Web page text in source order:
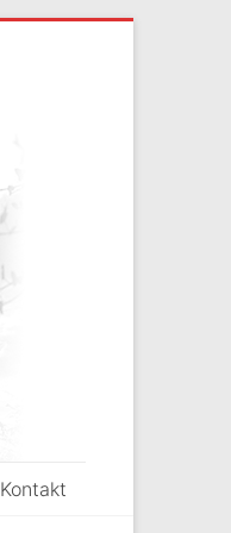
Kontakt